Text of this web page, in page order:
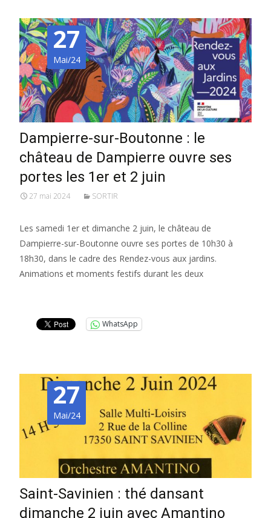
27
Mai/24
Dampierre-sur-Boutonne : le
château de Dampierre ouvre ses
portes les 1er et 2 juin
27 mai 2024 SORTIR
Les samedi 1er et dimanche 2 juin, le château de
Dampierre-sur-Boutonne ouvre ses portes de 10h30 à
18h30, dans le cadre des Rendez-vous aux jardins.
Animations et moments festifs durant les deux
WhatsApp
27
Mai/24
Saint-Savinien : thé dansant
dimanche 2 juin avec Amantino